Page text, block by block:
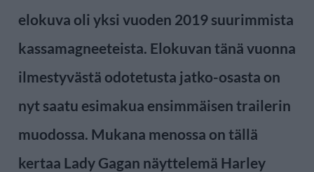
elokuva oli yksi vuoden 2019 suurimmista
kassamagneeteista. Elokuvan tänä vuonna
ilmestyvästä odotetusta jatko-osasta on
nyt saatu esimakua ensimmäisen trailerin
muodossa. Mukana menossa on tällä
kertaa Lady Gagan näyttelemä Harley